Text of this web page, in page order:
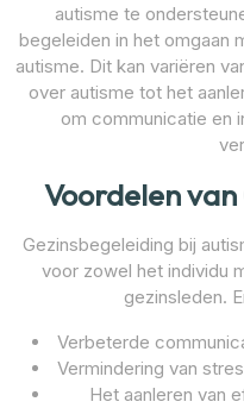
autisme te
begeleiden in het omgaan
autisme. Dit kan variëren
over autisme tot het
om communicatie en
Voordelen
Gezinsbegeleiding bij
voor zowel het individu
gezinsleden.
Verbeterde
Vermindering van
Het aanleren van